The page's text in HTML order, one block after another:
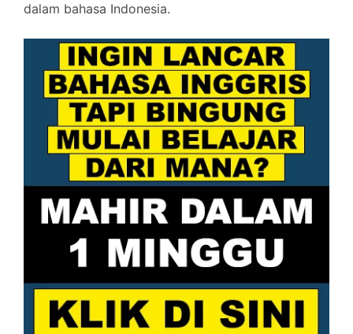
dalam bahasa Indonesia.